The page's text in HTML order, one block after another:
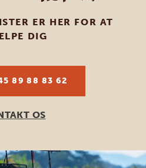
ER HER FOR AT
DIG
89 88 83 62
OS